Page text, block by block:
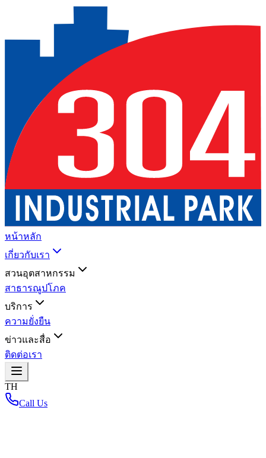
หน้าหลัก
เกี่ยวกับเรา
สวนอุตสาหกรรม
สาธารณูปโภค
บริการ
ความยั่งยืน
ข่าวและสื่อ
ติดต่อเรา
TH
Call Us